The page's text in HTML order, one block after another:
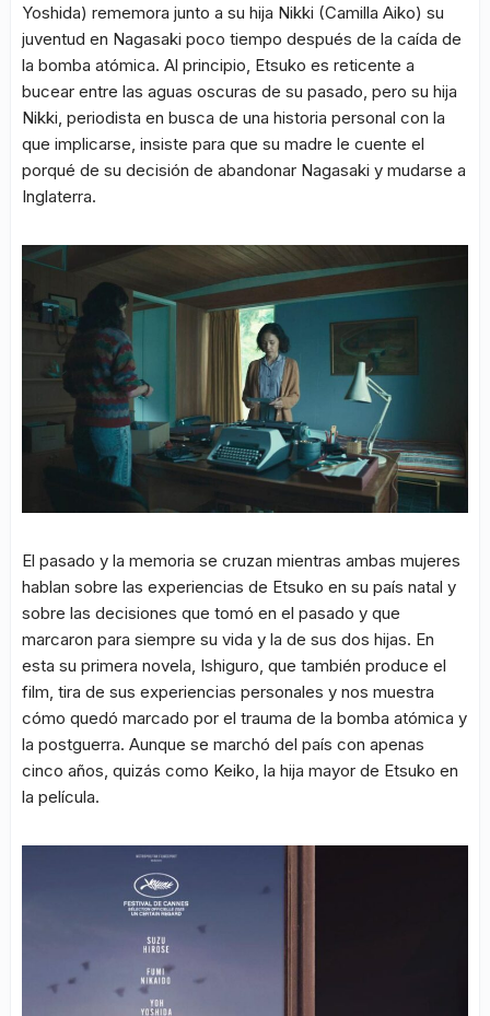
Yoshida) rememora junto a su hija Nikki (Camilla Aiko) su
juventud en Nagasaki poco tiempo después de la caída de
la bomba atómica. Al principio, Etsuko es reticente a
bucear entre las aguas oscuras de su pasado, pero su hija
Nikki, periodista en busca de una historia personal con la
que implicarse, insiste para que su madre le cuente el
porqué de su decisión de abandonar Nagasaki y mudarse a
Inglaterra.
El pasado y la memoria se cruzan mientras ambas mujeres
hablan sobre las experiencias de Etsuko en su país natal y
sobre las decisiones que tomó en el pasado y que
marcaron para siempre su vida y la de sus dos hijas. En
esta su primera novela, Ishiguro, que también produce el
film, tira de sus experiencias personales y nos muestra
cómo quedó marcado por el trauma de la bomba atómica y
la postguerra. Aunque se marchó del país con apenas
cinco años, quizás como Keiko, la hija mayor de Etsuko en
la película.